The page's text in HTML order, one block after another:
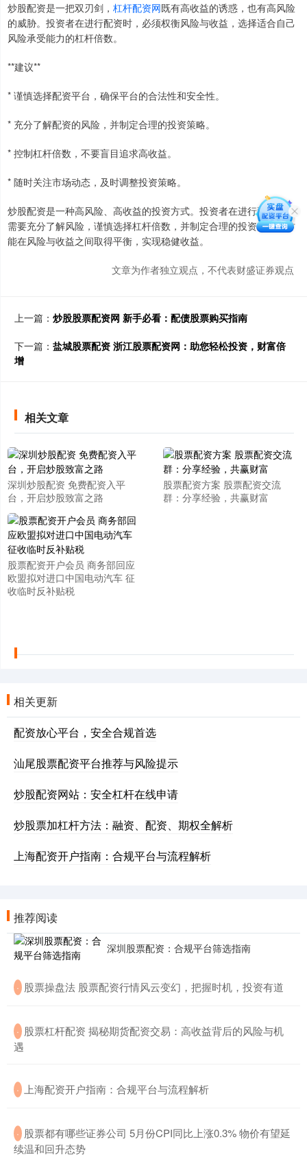
炒股配资是一把双刃剑， 杠杆配资网既有高收益的诱惑，也有高风险
的威胁。投资者在进行配资时，必须权衡风险与收益，选择适合自己
风险承受能力的杠杆倍数。
**建议**
* 谨慎选择配资平台，确保平台的合法性和安全性。
* 充分了解配资的风险，并制定合理的投资策略。
* 控制杠杆倍数，不要盲目追求高收益。
* 随时关注市场动态，及时调整投资策略。
炒股配资是一种高风险、高收益的投资方式。投资者在进行配资时，
需要充分了解风险，谨慎选择杠杆倍数，并制定合理的投资策略，才
能在风险与收益之间取得平衡，实现稳健收益。
文章为作者独立观点，不代表财盛证券观点
上一篇： 炒股股票配资网 新手必看：配债股票购买指南
下一篇： 盐城股票配资 浙江股票配资网：助您轻松投资，财富倍
增
相关文章
深圳炒股配资 免费配资入平
台，开启炒股致富之路
股票配资方案 股票配资交流
群：分享经验，共赢财富
股票配资开户会员 商务部回应
欧盟拟对进口中国电动汽车 征
收临时反补贴税
相关更新
配资放心平台，安全合规首选
汕尾股票配资平台推荐与风险提示
炒股配资网站：安全杠杆在线申请
炒股票加杠杆方法：融资、配资、期权全解析
上海配资开户指南：合规平台与流程解析
推荐阅读
深圳股票配资：合规平台筛选指南
· ​股票操盘法 股票配资行情风云变幻，把握时机，投资有道
· ​股票杠杆配资 揭秘期货配资交易：高收益背后的风险与机
遇
· ​上海配资开户指南：合规平台与流程解析
· ​股票都有哪些证券公司 5月份CPI同比上涨0.3% 物价有望延
续温和回升态势